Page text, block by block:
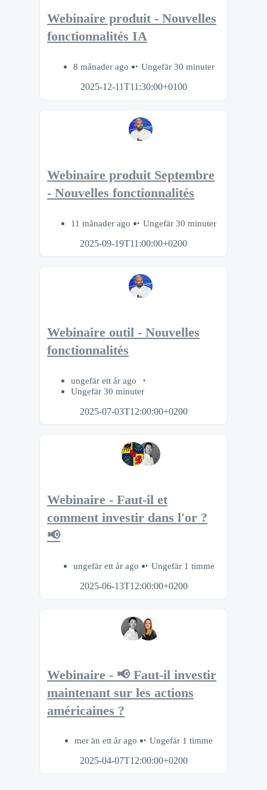
Webinaire produit - Nouvelles
fonctionnalités IA
8 månader ago
Ungefär 30 minuter
2025-12-11T11:30:00+0100
Webinaire produit Septembre
- Nouvelles fonctionnalités
11 månader ago
Ungefär 30 minuter
2025-09-19T11:00:00+0200
Webinaire outil - Nouvelles
fonctionnalités
ungefär ett år ago
Ungefär 30 minuter
2025-07-03T12:00:00+0200
Webinaire - Faut-il et
comment investir dans l'or ?
📢
ungefär ett år ago
Ungefär 1 timme
2025-06-13T12:00:00+0200
Webinaire - 📢 Faut-il investir
maintenant sur les actions
américaines ?
mer än ett år ago
Ungefär 1 timme
2025-04-07T12:00:00+0200